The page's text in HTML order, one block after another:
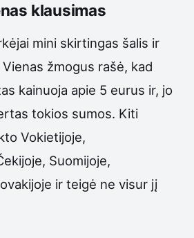
klausimas
mini skirtingas šalis ir
žmogus rašė, kad
kainuoja apie 5 eurus ir, jo
tokios sumos. Kiti
Vokietijoje,
Suomijoje,
ir teigė ne visur jį